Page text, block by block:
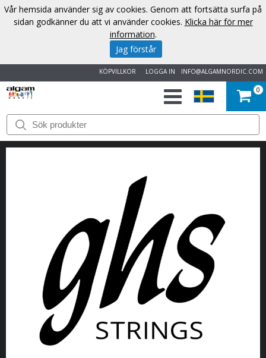
INFO@ALGAMNORDIC.COM
LOGGA IN
KÖPVILLKOR
START
VARUMÄRKEN
OSS
KONTAKT
0
Vår hemsida använder sig av cookies. Genom att fortsätta surfa på
sidan godkänner du att vi använder cookies. Klicka här för mer
information.
Jag förstår